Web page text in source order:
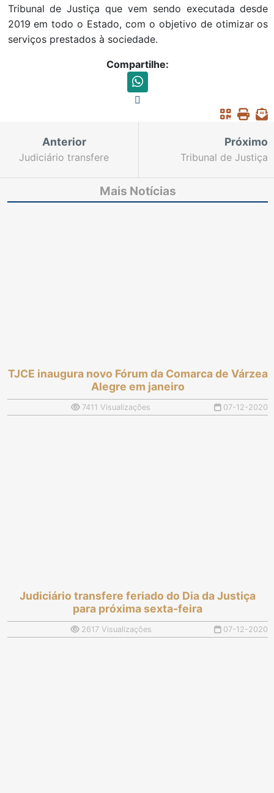
Tribunal de Justiça que vem sendo executada desde
2019 em todo o Estado, com o objetivo de otimizar os
serviços prestados à sociedade.
Compartilhe:
Anterior
Judiciário transfere
Justiça para próxima
sexta-feira
Próximo
Tribunal de Justiça
ampliar técnica de
Mais Notícias
TJCE inaugura novo Fórum da Comarca de Várzea
Alegre em janeiro
7411 Visualizações 07-12-2020
Judiciário transfere feriado do Dia da Justiça
para próxima sexta-feira
2617 Visualizações 07-12-2020